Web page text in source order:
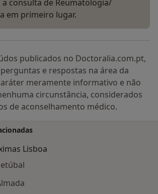
a consulta de Reumatologia/
em primeiro lugar.
publicados no Doctoralia.com.pt,
e respostas na área da
meramente informativo e não
circunstância, considerados
de aconselhamento médico.
Lisboa